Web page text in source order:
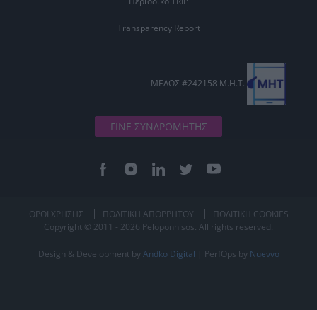
Transparency Report
ΓΙΝΕ ΣΥΝΔΡΟΜΗΤΗΣ
ΜΕΛΟΣ #242158 Μ.Η.Τ.
ΟΡΟΙ ΧΡΗΣΗΣ ΠΟΛΙΤΙΚΗ ΑΠΟΡΡΗΤΟΥ
ΠΟΛΙΤΙΚΗ COOKIES
Copyright © 2011 - 2026 Peloponnisos. All rights reserved.
Design & Development byAndko Digital | PerfOps by Nuevvo